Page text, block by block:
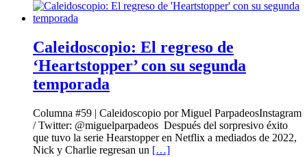
Caleidoscopio: El regreso de
‘Heartstopper’ con su segunda
temporada
Columna #59 | Caleidoscopio por Miguel ParpadeosInstagram
/ Twitter: @miguelparpadeos Después del sorpresivo éxito
que tuvo la serie Hearstopper en Netflix a mediados de 2022,
Nick y Charlie regresan un […]